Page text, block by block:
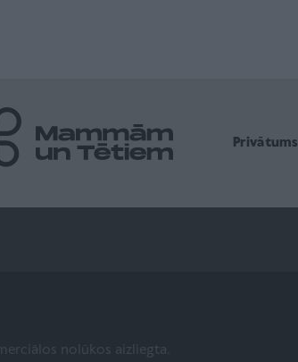
Privātums
nolūkos aizliegta.